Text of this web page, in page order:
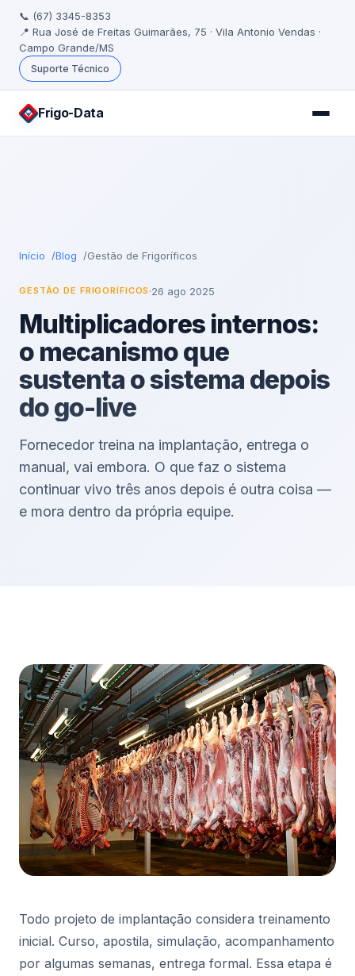
📞 (67) 3345-8353
📍 Rua José de Freitas Guimarães, 75 · Vila Antonio Vendas ·
Campo Grande/MS
Suporte Técnico
Frigo-Data
Início Blog Gestão de Frigoríficos
GESTÃO DE FRIGORÍFICOS ·26 ago 2025
Multiplicadores internos:
o mecanismo que
sustenta o sistema depois
do go-live
Fornecedor treina na implantação, entrega o
manual, vai embora. O que faz o sistema
continuar vivo três anos depois é outra coisa —
e mora dentro da própria equipe.
Todo projeto de implantação considera treinamento
inicial. Curso, apostila, simulação, acompanhamento
por algumas semanas, entrega formal. Essa etapa é